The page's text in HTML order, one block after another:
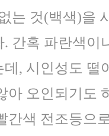
는 것(백색)을
간혹 파란색이
, 시인성도 떨
아 오인되기도
간색 전조등으